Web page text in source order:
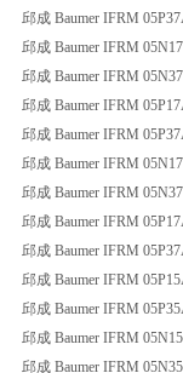
邱成 Baumer IFRM
邱成 Baumer IFRM
邱成 Baumer IFRM
邱成 Baumer IFRM
邱成 Baumer IFRM
邱成 Baumer IFRM
邱成 Baumer IFRM
邱成 Baumer IFRM
邱成 Baumer IFRM
邱成 Baumer IFRM
邱成 Baumer IFRM
邱成 Baumer IFRM
邱成 Baumer IFRM